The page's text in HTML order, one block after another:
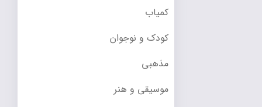
کمیاب
کودک و نوجوان
مذهبی
موسیقی و هنر